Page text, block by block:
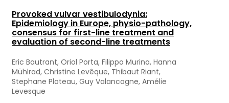
Provoked vulvar vestibulodynia:
Epidemiology in Europe, physio-pathology,
consensus for first-line treatment and
evaluation of second-line treatments
Eric Bautrant, Oriol Porta, Filippo Murina, Hanna
Mühlrad, Christine Levêque, Thibaut Riant,
Stephane Ploteau, Guy Valancogne, Amélie
Levesque